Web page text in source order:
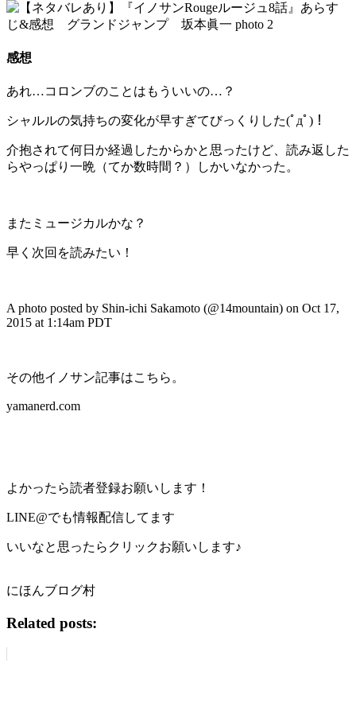
感想
あれ…コロンブのことはもういいの…？
シャルルの気持ちの変化が早すぎてびっくりした(ﾟдﾟ)！
介抱されて何日か経過したからかと思ったけど、読み返した
らやっぱり一晩（てか数時間？）しかいなかった。
またミュージカルかな？
早く次回を読みたい！
A photo posted by Shin-ichi Sakamoto (@14mountain) on Oct 17,
2015 at 1:14am PDT
その他イノサン記事はこちら。
yamanerd.com
よかったら読者登録お願いします！
LINE@でも情報配信してます
いいなと思ったらクリックお願いします♪
にほんブログ村
Related posts: